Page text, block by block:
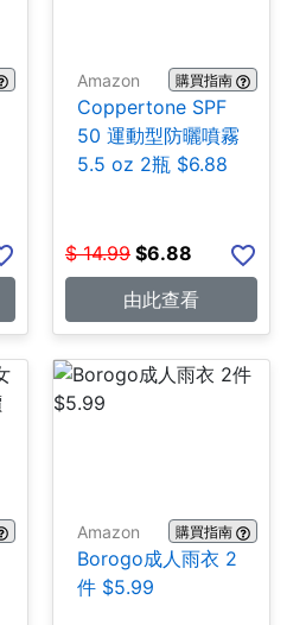
Amazon 購買指南
Coppertone SPF
50 運動型防曬噴霧
5.5 oz 2瓶 $6.88
$ 14.99 $6.88
由此查看
Amazon 購買指南
Borogo成人雨衣 2
件 $5.99